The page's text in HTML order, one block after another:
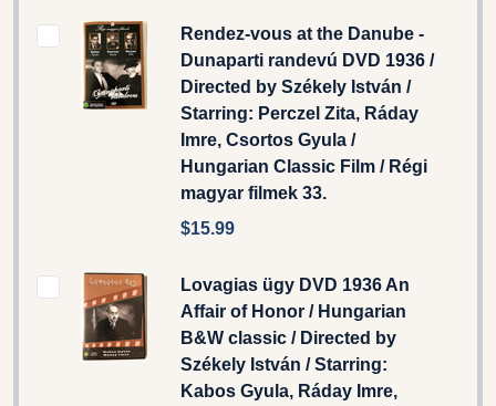
Rendez-vous at the Danube -
Dunaparti randevú DVD 1936 /
Directed by Székely István /
Starring: Perczel Zita, Ráday
Imre, Csortos Gyula /
Hungarian Classic Film / Régi
magyar filmek 33.
$15.99
Lovagias ügy DVD 1936 An
Affair of Honor / Hungarian
B&W classic / Directed by
Székely István / Starring:
Kabos Gyula, Ráday Imre,